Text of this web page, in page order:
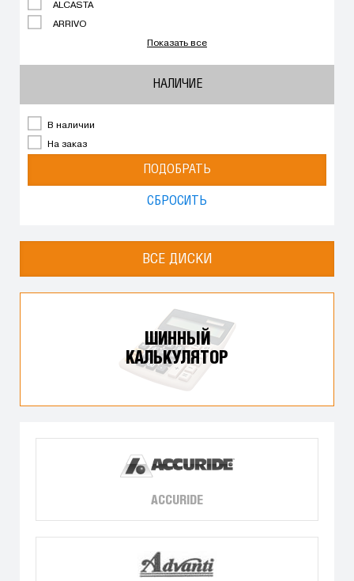
ALCASTA
ARRIVO
Показать все
НАЛИЧИЕ
В наличии
На заказ
ПОДОБРАТЬ
СБРОСИТЬ
ВСЕ ДИСКИ
ШИННЫЙ
КАЛЬКУЛЯТОР
ACCURIDE